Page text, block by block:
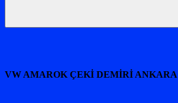
Ara
VW AMAROK ÇEKİ DEMİRİ ANKARA